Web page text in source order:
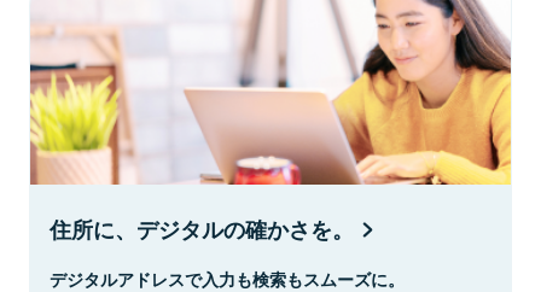
住所に、デジタルの確かさを。
デジタルアドレスで入力も検索もスムーズに。